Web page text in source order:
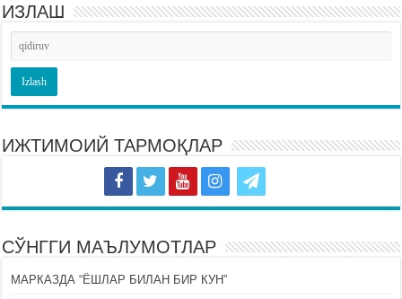
ИЗЛАШ
ИЖТИМОИЙ ТАРМОҚЛАР
СЎНГГИ МАЪЛУМОТЛАР
МАРКАЗДА “ЁШЛАР БИЛАН БИР КУН”